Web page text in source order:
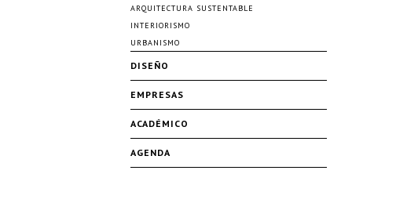
ARQUITECTURA SUSTENTABLE
INTERIORISMO
URBANISMO
DISEÑO
EMPRESAS
ACADÉMICO
AGENDA